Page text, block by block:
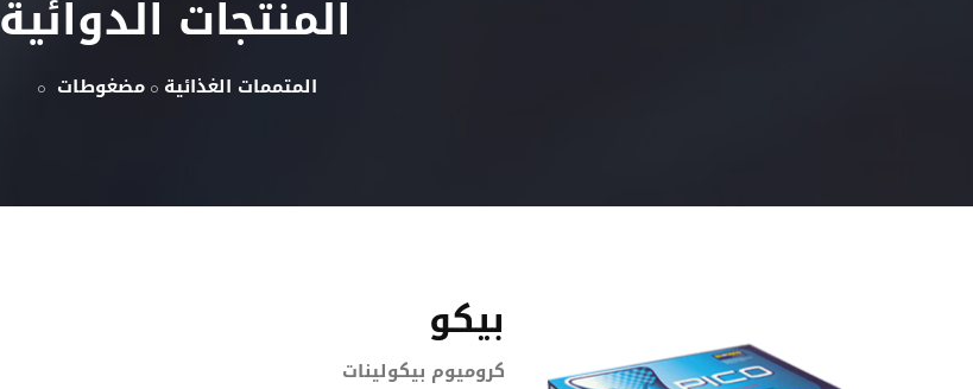
المنتجات الدوائية
المتممات الغذائية مضغوطات
بيكو
كروميوم بيكولينات